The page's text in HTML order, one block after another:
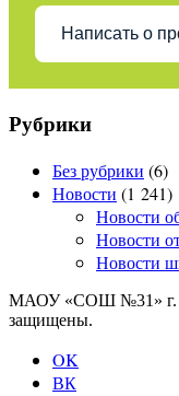
Написать о
Рубрики
Без рубрики (6)
Новости (1 241)
Новости
Новости
Новости
МАОУ «СОШ №31» г.
защищены.
OK
ВК